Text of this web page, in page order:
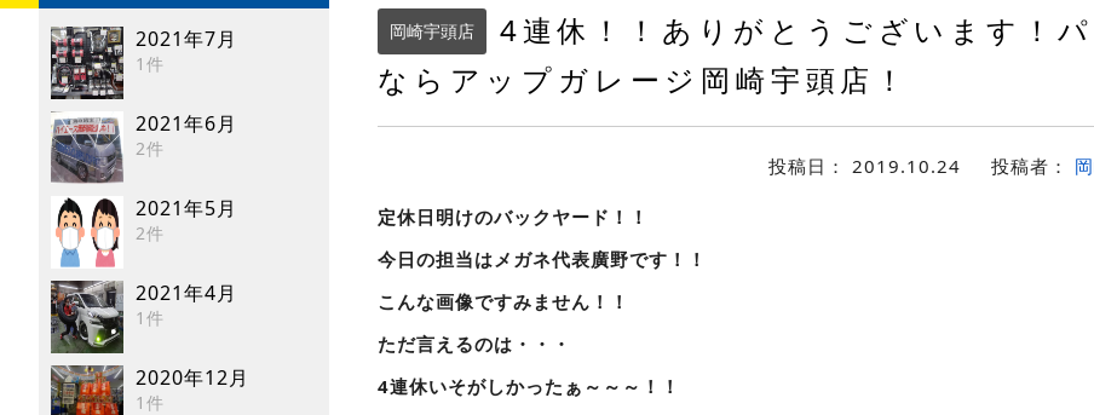
2021年7月
1件
2021年6月
2件
2021年5月
2件
2021年4月
1件
2020年12月
1件
岡崎宇頭店
4連休！！ありがとうございます！パ
ならアップガレージ岡崎宇頭店！
投稿日： 2019.10.24 投稿者：
定休日明けのバックヤード！！
今日の担当はメガネ代表廣野です！！
こんな画像ですみません！！
ただ言えるのは・・・
4連休いそがしかったぁ～～～！！